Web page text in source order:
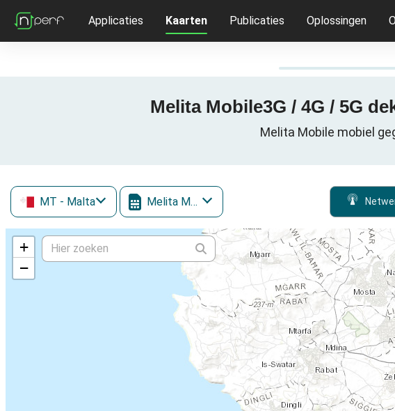
Applicaties Kaarten Publicaties Oplossingen
Melita Mobile3G / 4G / 5G
Melita Mobile mobiel
MT - Malta Melita Mobile
+
−